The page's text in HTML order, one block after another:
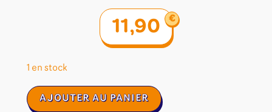
11,90 €
1 en stock
quantité
de
AJOUTER AU PANIER